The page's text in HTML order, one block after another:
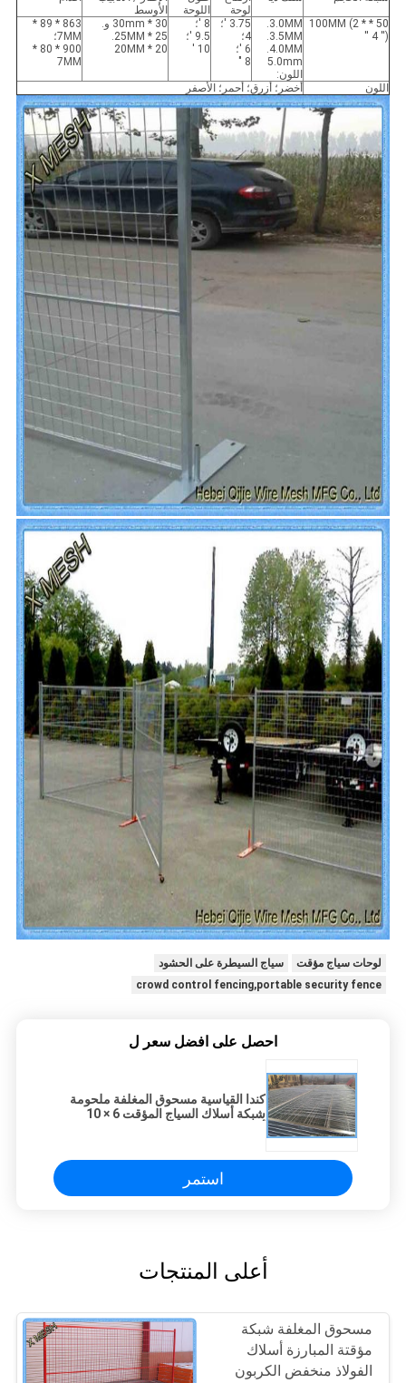
لوحة
اللوحة
الأوسط
50 * 100MM (2 *
'' 4 '')
3.0MM.
3.5MM.
4.0MM.
5.0mm
اللون:
3.75 '؛
4؛
6 '؛
8 "
8 '؛
9.5 '؛
10 '
30 * 30mm و.
25 * 25MM.
20 * 20MM
863 * 89 *
7MM؛
900 * 80 *
7MM
اللون أخضر؛ أزرق؛ أحمر؛ الأصفر
لوحات سياج مؤقت
سياج السيطرة على الحشود
crowd control fencing,portable security fence
احصل على افضل سعر ل
كندا القياسية مسحوق المغلفة ملحومة
شبكة أسلاك السياج المؤقت 6 × 10
استمر
أعلى المنتجات
مسحوق المغلفة شبكة
مؤقتة المبارزة أسلاك
الفولاذ منخفض الكربون